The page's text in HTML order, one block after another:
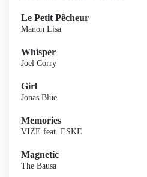
Le Petit Pêcheur
Manon Lisa
Whisper
Joel Corry
Girl
Jonas Blue
Memories
VIZE feat. ESKE
Magnetic
The Bausa